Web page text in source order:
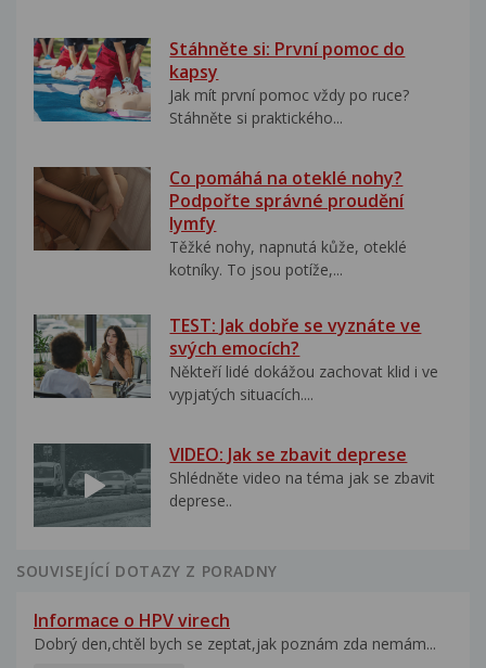
Stáhněte si: První pomoc do
kapsy
Jak mít první pomoc vždy po ruce?
Stáhněte si praktického...
Co pomáhá na oteklé nohy?
Podpořte správné proudění
lymfy
Těžké nohy, napnutá kůže, oteklé
kotníky. To jsou potíže,...
TEST: Jak dobře se vyznáte ve
svých emocích?
Někteří lidé dokážou zachovat klid i ve
vypjatých situacích....
VIDEO: Jak se zbavit deprese
Shlédněte video na téma jak se zbavit
deprese..
SOUVISEJÍCÍ DOTAZY Z PORADNY
Informace o HPV virech
Dobrý den,chtěl bych se zeptat,jak poznám zda nemám...